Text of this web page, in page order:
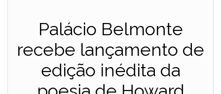
Palácio Belmonte
recebe lançamento de
edição inédita da